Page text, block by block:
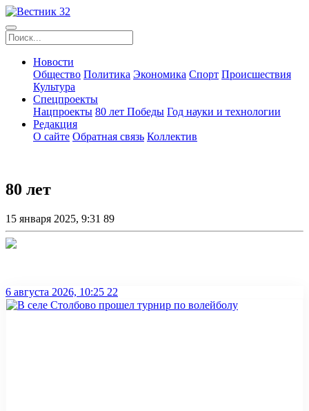
Новости
Общество Политика Экономика Спорт Происшествия
Культура
Спецпроекты
Нацпроекты 80 лет Победы Год науки и технологии
Редакция
О сайте Обратная связь Коллектив
80 лет
15 января 2025, 9:31 89
6 августа 2026, 10:25 22